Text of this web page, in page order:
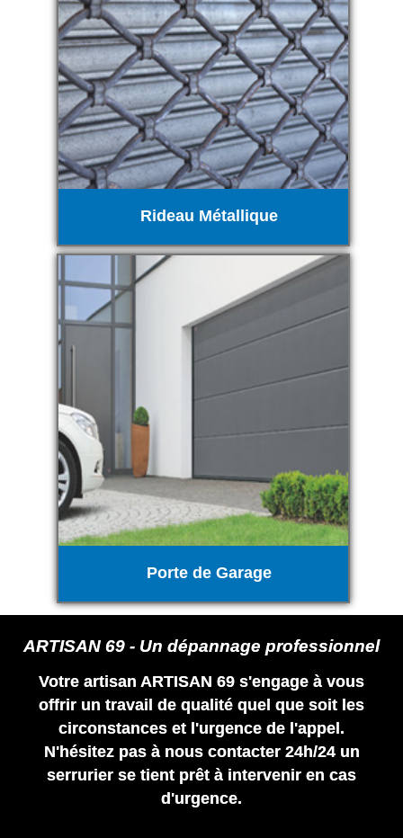
Rideau Métallique
Porte de Garage
ARTISAN 69 - Un dépannage professionnel
Votre artisan ARTISAN 69 s'engage à vous
offrir un travail de qualité quel que soit les
circonstances et l'urgence de l'appel.
N'hésitez pas à nous contacter 24h/24 un
serrurier se tient prêt à intervenir en cas
d'urgence.